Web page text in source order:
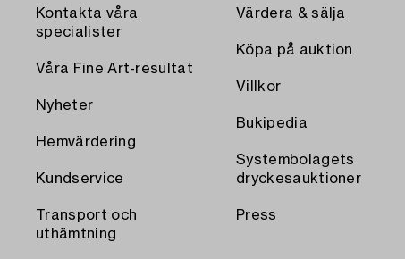
Kontakta våra
specialister
Våra Fine Art-resultat
Nyheter
Hemvärdering
Kundservice
Transport och
uthämtning
Värdera & sälja
Köpa på auktion
Villkor
Bukipedia
Systembolagets
dryckesauktioner
Press